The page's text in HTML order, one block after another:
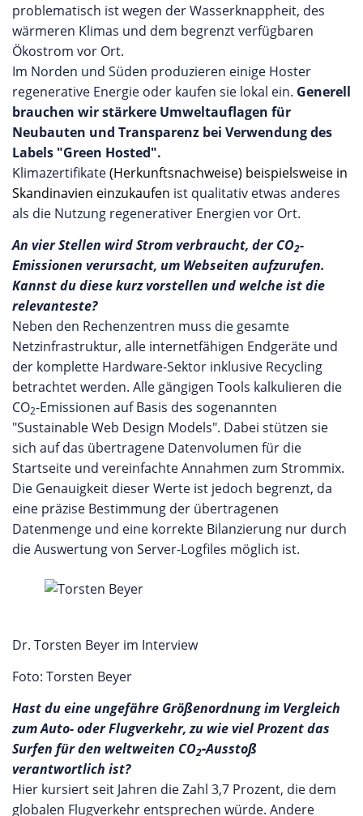
problematisch ist wegen der Wasserknappheit, des
wärmeren Klimas und dem begrenzt verfügbaren
Ökostrom vor Ort.
Im Norden und Süden produzieren einige Hoster
regenerative Energie oder kaufen sie lokal ein. Generell
brauchen wir stärkere Umweltauflagen für
Neubauten und Transparenz bei Verwendung des
Labels "Green Hosted".
Klimazertifikate(Herkunftsnachweise) beispielsweise in
Skandinavien einzukaufen ist qualitativ etwas anderes
als die Nutzung regenerativer Energien vor Ort.
An vier Stellen wird Strom verbraucht, der CO2-
Emissionen verursacht, um Webseiten aufzurufen.
Kannst du diese kurz vorstellen und welche ist die
relevanteste?
Neben den Rechenzentren muss die gesamte
Netzinfrastruktur, alle internetfähigen Endgeräte und
der komplette Hardware-Sektor inklusive Recycling
betrachtet werden. Alle gängigen Tools kalkulieren die
CO2-Emissionen auf Basis des sogenannten
"Sustainable Web Design Models". Dabei stützen sie
sich auf das übertragene Datenvolumen für die
Startseite und vereinfachte Annahmen zum Strommix.
Die Genauigkeit dieser Werte ist jedoch begrenzt, da
eine präzise Bestimmung der übertragenen
Datenmenge und eine korrekte Bilanzierung nur durch
die Auswertung von Server-Logfiles möglich ist.
Dr. Torsten Beyer im Interview
Foto: Torsten Beyer
Hast du eine ungefähre Größenordnung im Vergleich
zum Auto- oder Flugverkehr, zu wie viel Prozent das
Surfen für den weltweiten CO2-Ausstoß
verantwortlich ist?
Hier kursiert seit Jahren die Zahl 3,7 Prozent, die dem
globalen Flugverkehr entsprechen würde. Andere